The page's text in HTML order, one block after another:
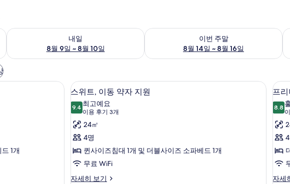
월 9일
내일
8월 9일 ~ 8월 10일
내일 예약 가능 여부 확인, 8월 9일 ~ 8월 10일
이번 주말
8월 14일 ~ 8월 16일
이번 주말 예약 가능 여부 확인, 8월 14일 ~
리/거위털 이불, 템퍼페딕 침대, 객실 내 금고
1개
스
위
트,
이
동
약
자
지
고급 침구, 오리/거위털 이불, 템퍼페딕 침
6
스위트, 이동 약자 지원
9.49.4점 만점 중 10점
최고예요
이용 후기 3개
(이
용
후
기
3
개)
24㎡
4명
퀸사이즈침대 1개 및 더블사이즈 소파베드 1개
무료 WiFi
자세히 보기
스
프
리
미
엄
스
위
트
6
프
8.8
8.8(
자세
프